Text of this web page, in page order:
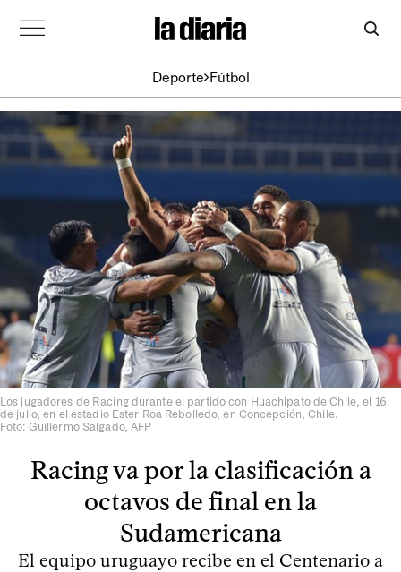
Deporte Fútbol
Los jugadores de Racing durante el partido con Huachipato de Chile, el 16
de julio, en el estadio Ester Roa Rebolledo, en Concepción, Chile.
Foto: Guillermo Salgado, AFP
Racing va por la clasificación a
octavos de final en la
Sudamericana
El equipo uruguayo recibe en el Centenario a